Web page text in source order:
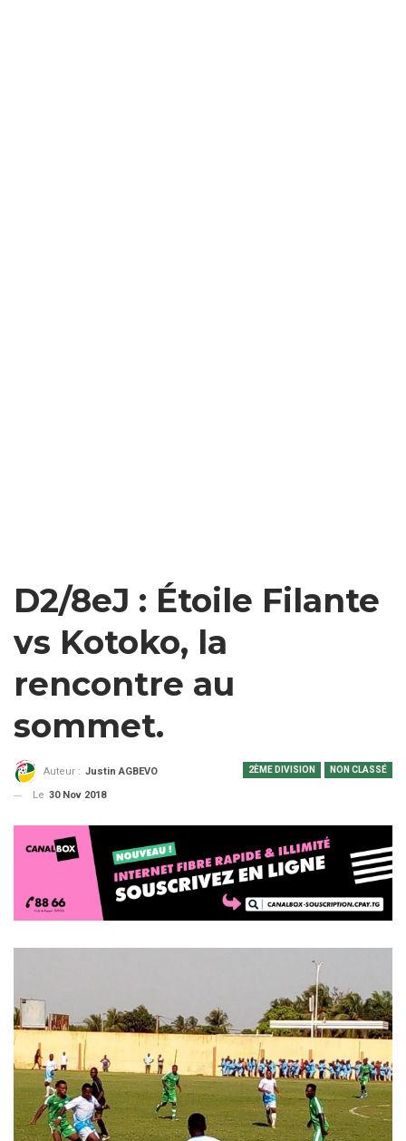
D2/8eJ : Étoile Filante
vs Kotoko, la
rencontre au
sommet.
2ÈME DIVISION NON CLASSÉ
Auteur : Justin AGBEVO
Le 30 Nov 2018